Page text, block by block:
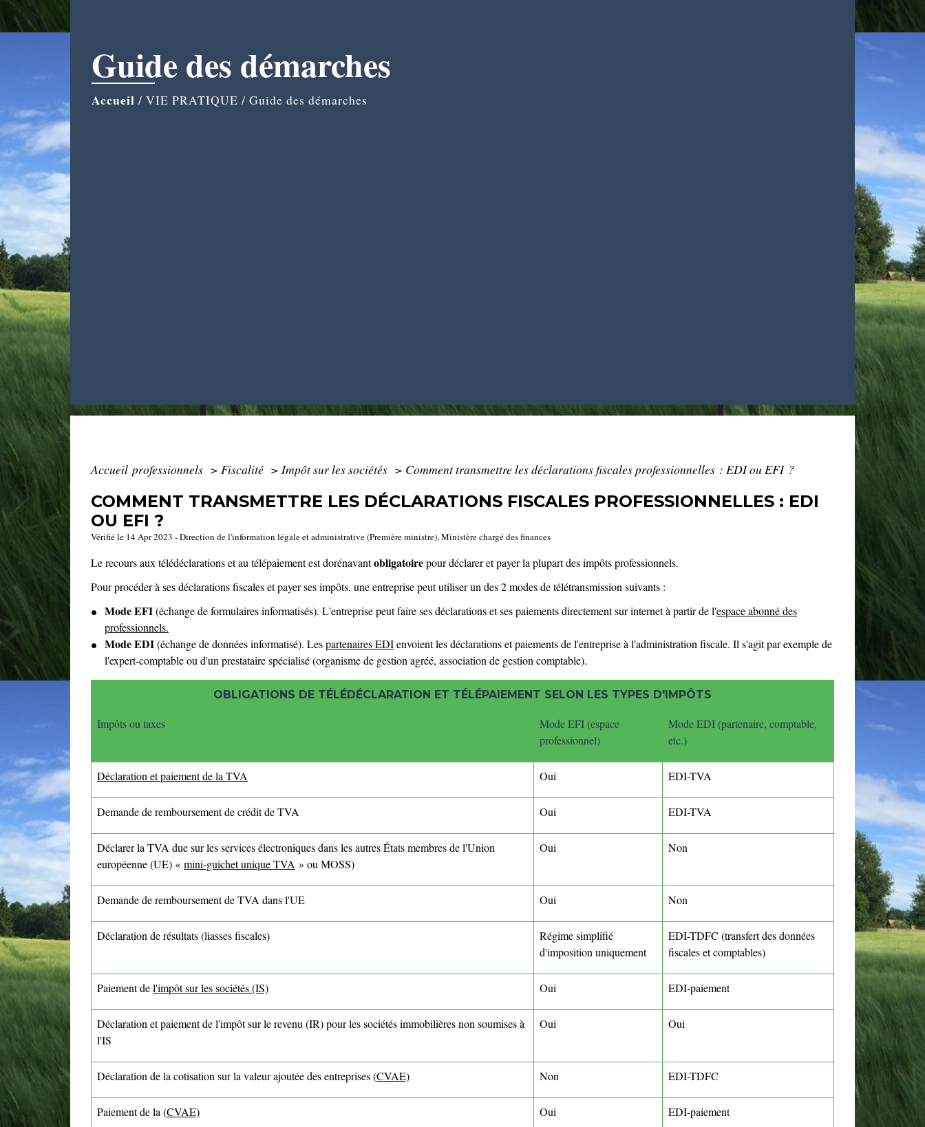
Guide des démarches
Accueil / VIE PRATIQUE / Guide des démarches
Accueil professionnels > Fiscalité > Impôt sur les sociétés > Comment transmettre les déclarations fiscales professionnelles : EDI ou EFI ?
COMMENT TRANSMETTRE LES DÉCLARATIONS FISCALES PROFESSIONNELLES : EDI
OU EFI ?
Vérifié le 14 Apr 2023 - Direction de l'information légale et administrative (Première ministre), Ministère chargé des finances
Le recours aux télédéclarations et au télépaiement est dorénavantobligatoirepour déclarer et payer la plupart des impôts professionnels.
Pour procéder à ses déclarations fiscales et payer ses impôts, une entreprise peut utiliser un des 2 modes de télétransmission suivants :
Mode EFI(échange de formulaires informatisés). L'entreprise peut faire ses déclarations et ses paiements directement sur internet à partir de l'espace abonné des
professionnels.
Mode EDI(échange de données informatisé). Lespartenaires EDIenvoient les déclarations et paiements de l'entreprise à l'administration fiscale. Il s'agit par exemple de
l'expert-comptable ou d'un prestataire spécialisé (organisme de gestion agréé, association de gestion comptable).
OBLIGATIONS DE TÉLÉDÉCLARATION ET TÉLÉPAIEMENT SELON LES TYPES D'IMPÔTS
Impôts ou taxes
Mode EFI (espace
professionnel)
Mode EDI (partenaire, comptable,
etc.)
Déclaration et paiement de la TVA Oui EDI-TVA
Demande de remboursement de crédit de TVA Oui EDI-TVA
Déclarer la TVA due sur les services électroniques dans les autres États membres de l'Union
européenne (UE) « mini-guichet unique TVA » ou MOSS)
Oui Non
Demande de remboursement de TVA dans l'UE Oui Non
Déclaration de résultats (liasses fiscales)
Régime simplifié
d'imposition uniquement
EDI-TDFC (transfert des données
fiscales et comptables)
Paiement del'impôt sur les sociétés (IS) Oui EDI-paiement
Déclaration et paiement de l'impôt sur le revenu (IR) pour les sociétés immobilières non soumises à
l'IS
Oui Oui
Déclaration de la cotisation sur la valeur ajoutée des entreprises (CVAE) Non EDI-TDFC
Paiement de la (CVAE) Oui EDI-paiement